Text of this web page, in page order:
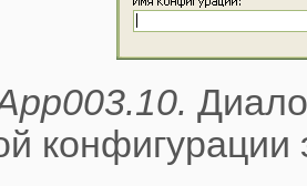
конфигурации